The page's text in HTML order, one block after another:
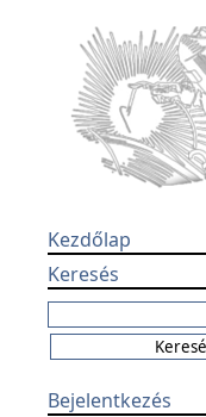
Kezdőlap
Keresés
Bejelentkezés